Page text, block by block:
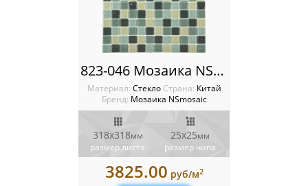
823-046 Мозаика NSmosaic
Материал: Стекло Cтрана: Китай
Бренд: Мозаика NSmosaic
318x318мм
размер листа
25х25мм
размер чипа
3825.00 руб/м2